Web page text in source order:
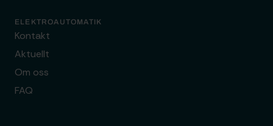
ELEKTROAUTOMATIK
Kontakt
Aktuellt
Om oss
FAQ